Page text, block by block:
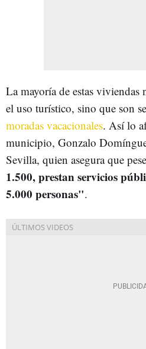
La mayoría de estas viviendas
el uso turístico, sino que son
moradas vacacionales. Así lo
municipio, Gonzalo
Sevilla, quien asegura que
1.500, prestan servicios
5.000 personas".